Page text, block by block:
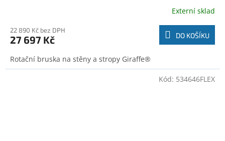
Externí sklad
22 890 Kč bez DPH
27 697 Kč DO KOŠÍKU
Rotační bruska na stěny a stropy Giraffe®
Kód: 534646FLEX